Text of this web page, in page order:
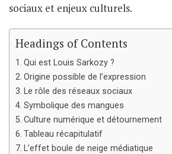
sociaux et enjeux culturels.
Headings of Contents
Qui est Louis Sarkozy ?
Origine possible de l’expression
Le rôle des réseaux sociaux
Symbolique des mangues
Culture numérique et détournement
Tableau récapitulatif
L’effet boule de neige médiatique